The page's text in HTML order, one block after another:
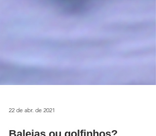
22 de abr. de 2021